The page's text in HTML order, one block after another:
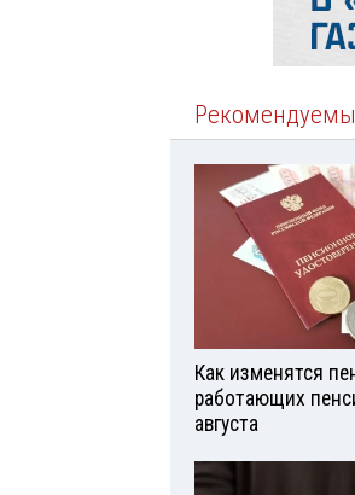
Как изменятся
работающих
августа